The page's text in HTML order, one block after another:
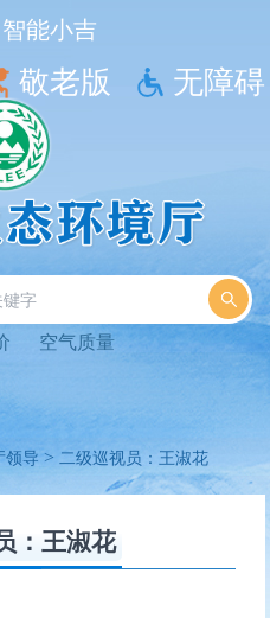
智能小吉
敬老版 无障碍
空气质量
领导 > 二级巡视员：王淑花
：王淑花